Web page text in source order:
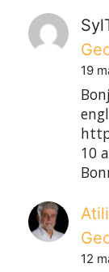
19
10
12